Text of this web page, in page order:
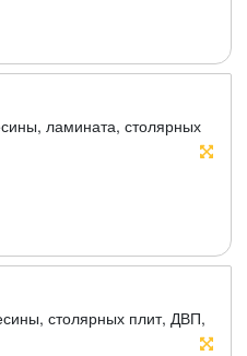
ламината, столярных
столярных плит, ДВП,